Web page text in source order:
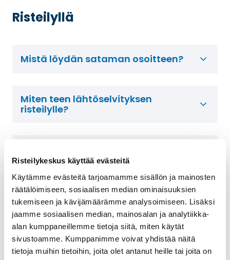
Risteilykeskus käyttää evästeitä
Käytämme evästeitä tarjoamamme sisällön ja mainosten
räätälöimiseen, sosiaalisen median ominaisuuksien
tukemiseen ja kävijämäärämme analysoimiseen. Lisäksi
jaamme sosiaalisen median, mainosalan ja analytiikka-
alan kumppaneillemme tietoja siitä, miten käytät
sivustoamme. Kumppanimme voivat yhdistää näitä
tietoja muihin tietoihin, joita olet antanut heille tai joita on
Risteilyllä
Mistä löydän sataman osoitteen?
Miten teen lähtöselvityksen
risteilylle?
Miten laivaannousu tapahtuu?
Miten matkatavarat kuljetetaan
laivalle sisään?